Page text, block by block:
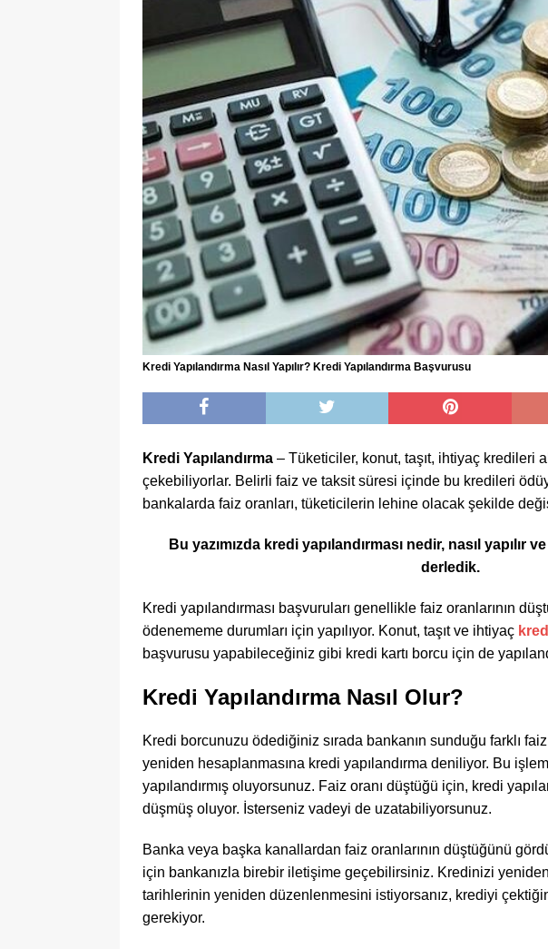
Kredi Yapılandırma Nasıl Yapılır? Kredi Yapılandırma Başvurusu
Kredi Yapılandırma – Tüketiciler, konut, taşıt, ihtiyaç kredileri
çekebiliyorlar. Belirli faiz ve taksit süresi içinde bu kredileri
bankalarda faiz oranları, tüketicilerin lehine olacak şekilde
Bu yazımızda kredi yapılandırması nedir, nasıl yapılır
derledik.
Kredi yapılandırması başvuruları genellikle faiz oranlarının
ödenememe durumları için yapılıyor. Konut, taşıt ve ihtiyaç
başvurusu yapabileceğiniz gibi kredi kartı borcu için de
Kredi Yapılandırma Nasıl Olur?
Kredi borcunuzu ödediğiniz sırada bankanın sunduğu farklı
yeniden hesaplanmasına kredi yapılandırma deniliyor. Bu
yapılandırmış oluyorsunuz. Faiz oranı düştüğü için, kredi
düşmüş oluyor. İsterseniz vadeyi de uzatabiliyorsunuz.
Banka veya başka kanallardan faiz oranlarının düştüğünü
için bankanızla birebir iletişime geçebilirsiniz. Kredinizi
tarihlerinin yeniden düzenlenmesini istiyorsanız, krediyi
gerekiyor.